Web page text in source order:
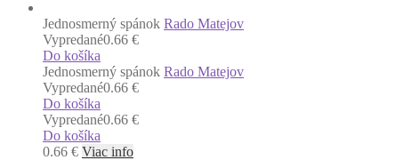
Jednosmerný spánok Rado Matejov
Vypredané0.66 €
Do košíka
Jednosmerný spánok Rado Matejov
Vypredané0.66 €
Do košíka
Vypredané0.66 €
Do košíka
0.66 € Viac info